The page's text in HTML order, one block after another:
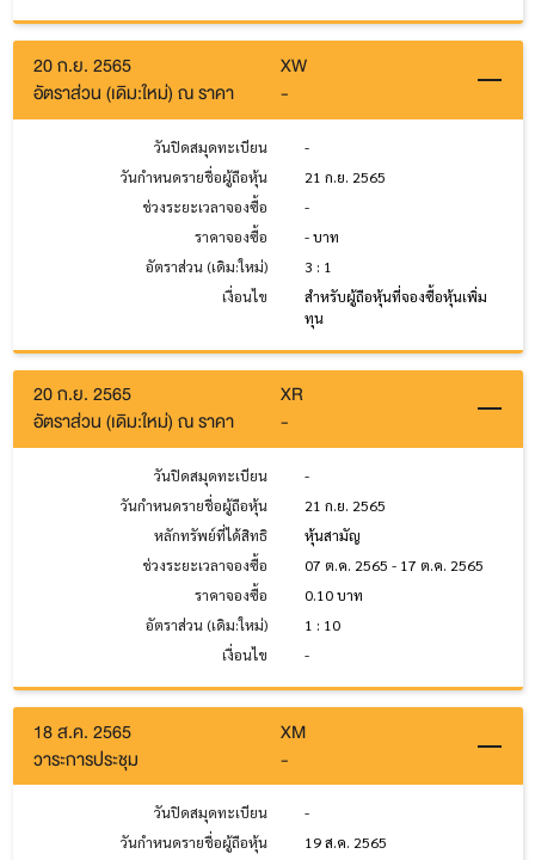
20 ก.ย. 2565
XW
อัตราส่วน (เดิม:ใหม่) ณ ราคา
-
วันปิดสมุดทะเบียน
-
วันกำหนดรายชื่อผู้ถือหุ้น
21 ก.ย. 2565
ช่วงระยะเวลาจองซื้อ
-
ราคาจองซื้อ
- บาท
อัตราส่วน (เดิม:ใหม่)
3 : 1
เงื่อนไข
สำหรับผู้ถือหุ้นที่จองซื้อหุ้นเพิ่ม
ทุน
20 ก.ย. 2565
XR
อัตราส่วน (เดิม:ใหม่) ณ ราคา
-
วันปิดสมุดทะเบียน
-
วันกำหนดรายชื่อผู้ถือหุ้น
21 ก.ย. 2565
หลักทรัพย์ที่ได้สิทธิ
หุ้นสามัญ
ช่วงระยะเวลาจองซื้อ
07 ต.ค. 2565 - 17 ต.ค. 2565
ราคาจองซื้อ
0.10 บาท
อัตราส่วน (เดิม:ใหม่)
1 : 10
เงื่อนไข
-
18 ส.ค. 2565
XM
วาระการประชุม
-
วันปิดสมุดทะเบียน
-
วันกำหนดรายชื่อผู้ถือหุ้น
19 ส.ค. 2565